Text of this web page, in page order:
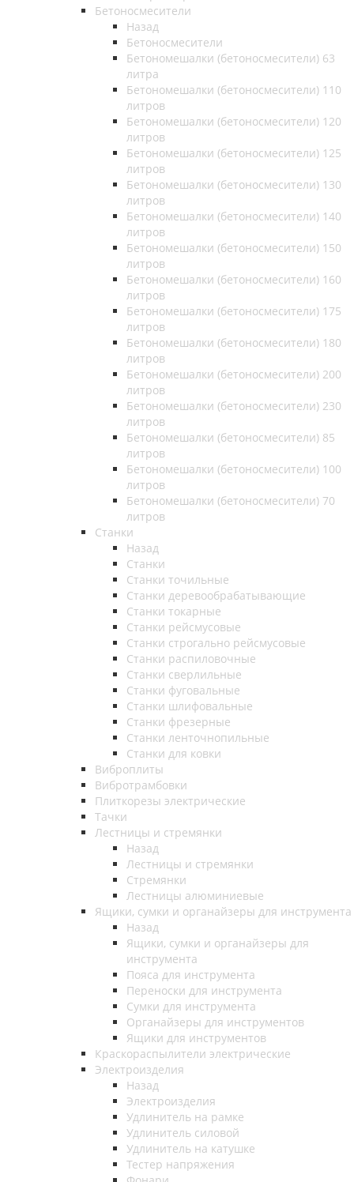
Бетоносмесители
Назад
Бетоносмесители
Бетономешалки (бетоносмесители) 63
литра
Бетономешалки (бетоносмесители) 110
литров
Бетономешалки (бетоносмесители) 120
литров
Бетономешалки (бетоносмесители) 125
литров
Бетономешалки (бетоносмесители) 130
литров
Бетономешалки (бетоносмесители) 140
литров
Бетономешалки (бетоносмесители) 150
литров
Бетономешалки (бетоносмесители) 160
литров
Бетономешалки (бетоносмесители) 175
литров
Бетономешалки (бетоносмесители) 180
литров
Бетономешалки (бетоносмесители) 200
литров
Бетономешалки (бетоносмесители) 230
литров
Бетономешалки (бетоносмесители) 85
литров
Бетономешалки (бетоносмесители) 100
литров
Бетономешалки (бетоносмесители) 70
литров
Станки
Назад
Станки
Станки точильные
Станки деревообрабатывающие
Станки токарные
Станки рейсмусовые
Станки строгально рейсмусовые
Станки распиловочные
Станки сверлильные
Станки фуговальные
Станки шлифовальные
Станки фрезерные
Станки ленточнопильные
Станки для ковки
Виброплиты
Вибротрамбовки
Плиткорезы электрические
Тачки
Лестницы и стремянки
Назад
Лестницы и стремянки
Стремянки
Лестницы алюминиевые
Ящики, сумки и органайзеры для инструмента
Назад
Ящики, сумки и органайзеры для
инструмента
Пояса для инструмента
Переноски для инструмента
Сумки для инструмента
Органайзеры для инструментов
Ящики для инструментов
Краскораспылители электрические
Электроизделия
Назад
Электроизделия
Удлинитель на рамке
Удлинитель силовой
Удлинитель на катушке
Тестер напряжения